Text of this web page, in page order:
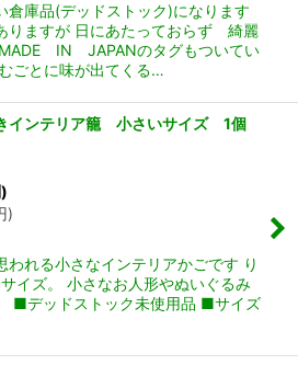
倉庫品(デッドストック)になります
りますが 日にあたっておらず 綺麗
IN JAPANのタグもついてい
ごとに味が出てくる…
インテリア籠 小さいサイズ 1個
)
われる小さなインテリアかごです り
イズ。 小さなお人形やぬいぐるみ
■デッドストック未使用品 ■サイズ